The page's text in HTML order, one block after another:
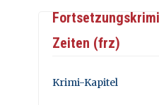
Zeiten (frz)
Krimi-Kapitel